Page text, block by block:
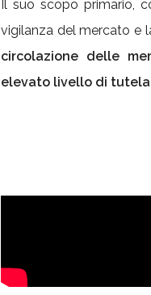
Il suo scopo primario,
vigilanza del mercato e
circolazione delle
elevato livello di